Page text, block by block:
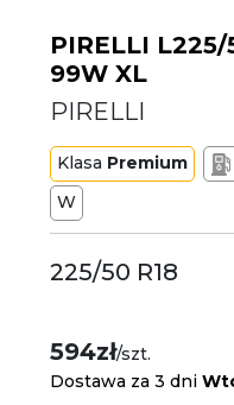
PIRELLI L225/
99W XL
PIRELLI
Klasa Premium
W
225/50 R18
594zł/szt.
Dostawa za 3 dni